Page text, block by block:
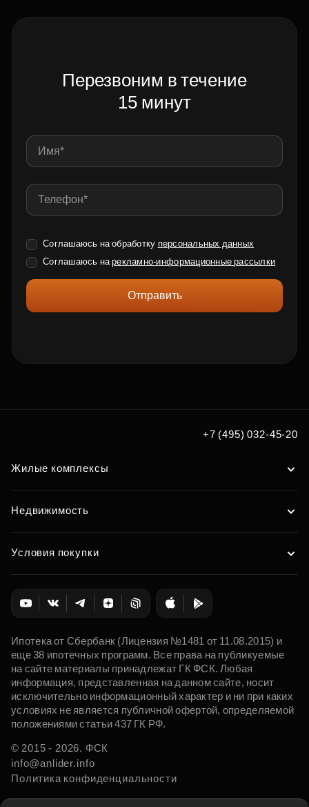
Перезвоним в течение
15 минут
Соглашаюсь на обработку персональных данных
Соглашаюсь нарекламно-информационные рассылки
Отправить
+7 (495) 032-45-20
Жилые комплексы
Недвижимость
Условия покупки
Ипотека от Сбербанк (Лицензия №1481 от 11.08.2015) и
еще 38 ипотечных программ. Все права на публикуемые
на сайте материалы принадлежат ГК ФСК. Любая
информация, представленная на данном сайте, носит
исключительно информационный характер и ни при каких
условиях не является публичной офертой, определяемой
положениями статьи 437 ГК РФ.
© 2015 - 2026. ФСК
info@anlider.info
Политика конфиденциальности